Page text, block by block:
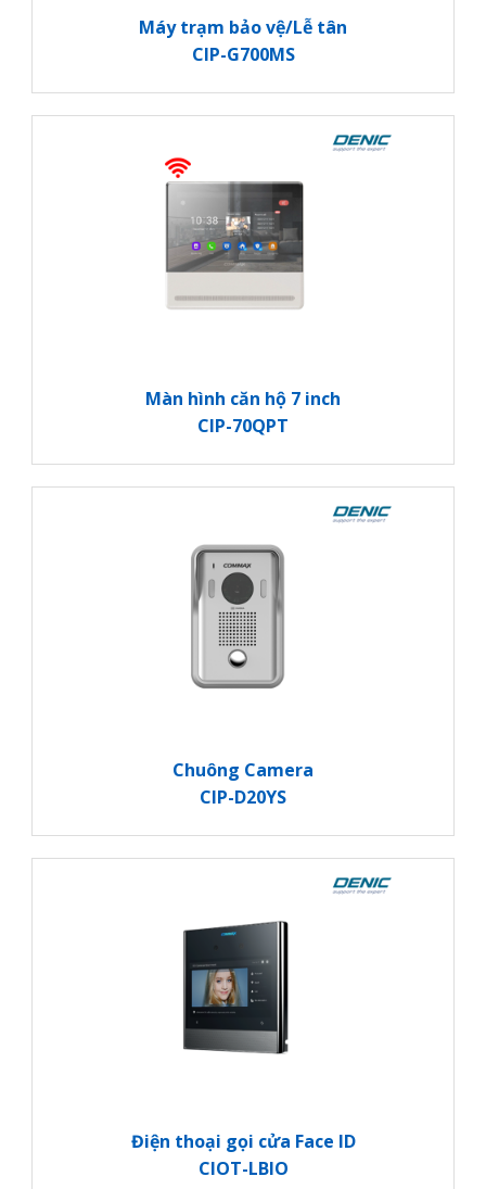
Máy trạm bảo vệ/Lễ tân
CIP-G700MS
Màn hình căn hộ 7 inch
CIP-70QPT
Chuông Camera
CIP-D20YS
Điện thoại gọi cửa Face ID
CIOT-LBIO